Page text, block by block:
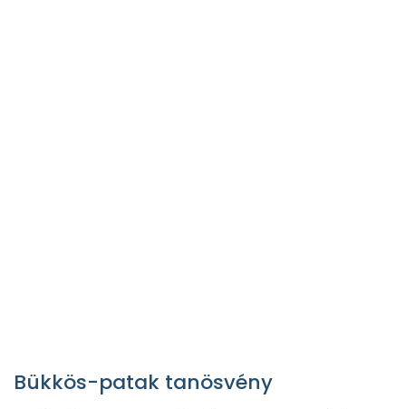
Bükkös-patak tanösvény